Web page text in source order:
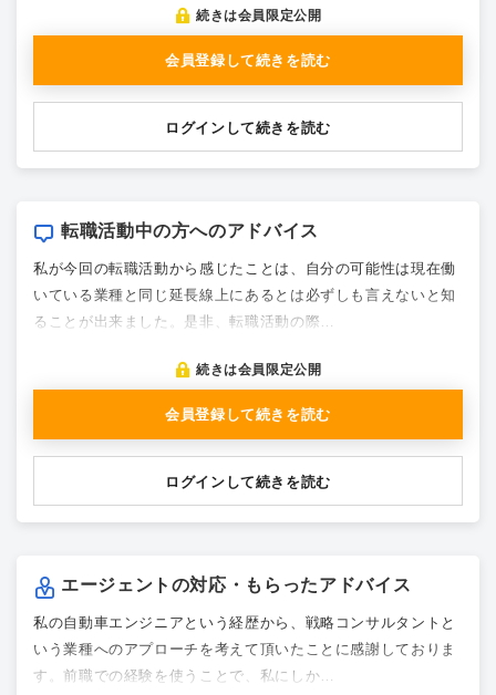
続きは会員限定公開
会員登録して続きを読む
ログインして続きを読む
転職活動中の方へのアドバイス
私が今回の転職活動から感じたことは、自分の可能性は現在働
いている業種と同じ延長線上にあるとは必ずしも言えないと知
ることが出来ました。是非、転職活動の際…
続きは会員限定公開
会員登録して続きを読む
ログインして続きを読む
エージェントの対応・もらったアドバイス
私の自動車エンジニアという経歴から、戦略コンサルタントと
いう業種へのアプローチを考えて頂いたことに感謝しておりま
す。前職での経験を使うことで、私にしか…